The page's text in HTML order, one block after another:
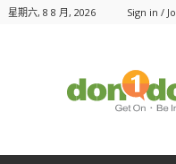
星期六, 8 8 月, 2026 Sign in /